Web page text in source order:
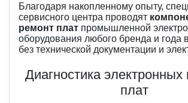
Благодаря накопленному опыту,
сервисного центра проводят
ремонт плат промышленной
оборудования любого бренда и года
без технической документации и
Диагностика электронных
плат